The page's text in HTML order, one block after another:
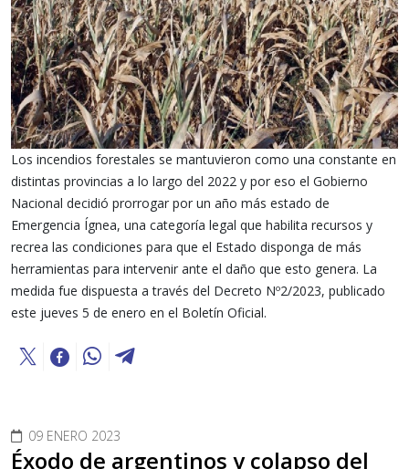
Los incendios forestales se mantuvieron como una constante en
distintas provincias a lo largo del 2022 y por eso el Gobierno
Nacional decidió prorrogar por un año más estado de
Emergencia Ígnea, una categoría legal que habilita recursos y
recrea las condiciones para que el Estado disponga de más
herramientas para intervenir ante el daño que esto genera. La
medida fue dispuesta a través del Decreto Nº2/2023, publicado
este jueves 5 de enero en el Boletín Oficial.
09 ENERO 2023
Éxodo de argentinos y colapso del